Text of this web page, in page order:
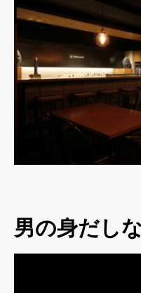
男の身だし